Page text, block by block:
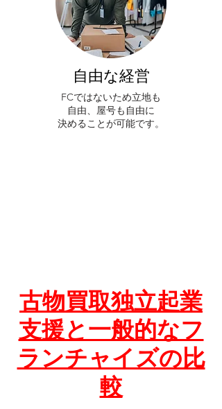
自由な経営
FCではないため立地も
自由、屋号も自由に
決めることが可能です。
古物買取独立起業
支援と一般的なフ
ランチャイズの比
較